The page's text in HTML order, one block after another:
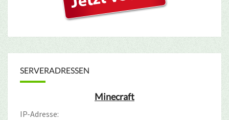
SERVERADRESSEN
Minecraft
IP-Adresse: